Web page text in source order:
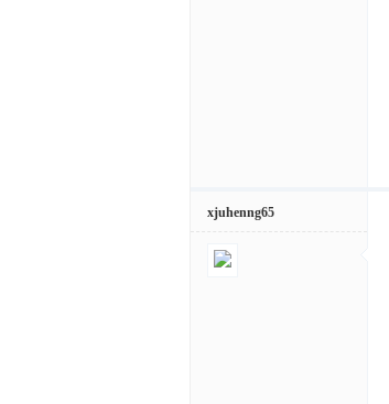
xjuhenng65